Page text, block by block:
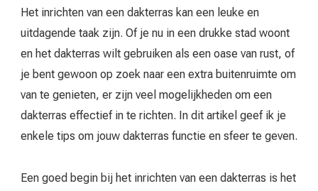
Het inrichten van een dakterras kan een leuke en
uitdagende taak zijn. Of je nu in een drukke stad woont
en het dakterras wilt gebruiken als een oase van rust, of
je bent gewoon op zoek naar een extra buitenruimte om
van te genieten, er zijn veel mogelijkheden om een
dakterras effectief in te richten. In dit artikel geef ik je
enkele tips om jouw dakterras functie en sfeer te geven.
Een goed begin bij het inrichten van een dakterras is het